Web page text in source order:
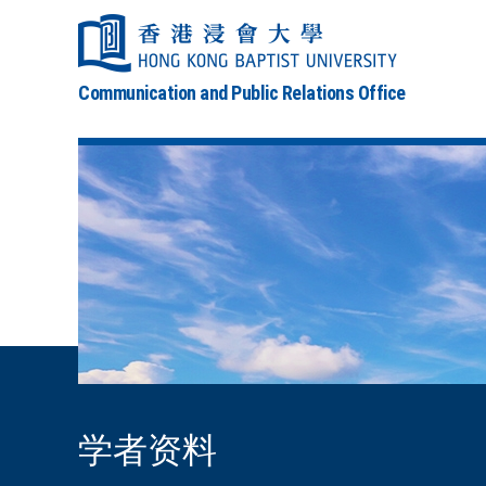
Communication and Public Relations Office
学者资料